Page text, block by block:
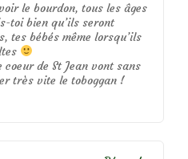
le bourdon, tous les âges
toi bien qu’ils seront
tes bébés même lorsqu’ils
coeur de St Jean vont sans
très vite le toboggan !